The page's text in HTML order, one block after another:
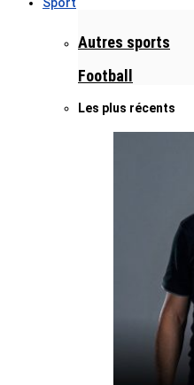
Autres sports
Football
Les plus récents